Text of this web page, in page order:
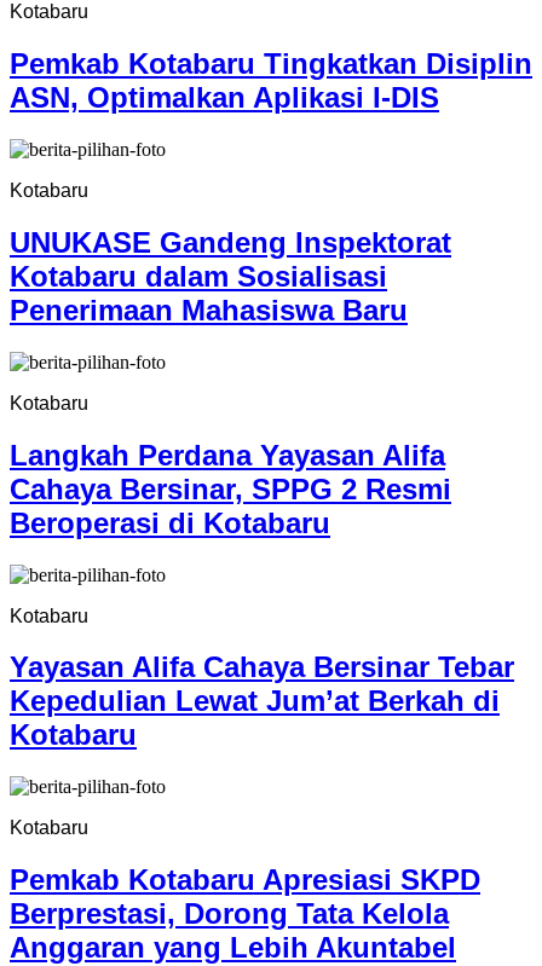
Kotabaru
Pemkab Kotabaru Tingkatkan Disiplin
ASN, Optimalkan Aplikasi I-DIS
Kotabaru
UNUKASE Gandeng Inspektorat
Kotabaru dalam Sosialisasi
Penerimaan Mahasiswa Baru
Kotabaru
Langkah Perdana Yayasan Alifa
Cahaya Bersinar, SPPG 2 Resmi
Beroperasi di Kotabaru
Kotabaru
Yayasan Alifa Cahaya Bersinar Tebar
Kepedulian Lewat Jum’at Berkah di
Kotabaru
Kotabaru
Pemkab Kotabaru Apresiasi SKPD
Berprestasi, Dorong Tata Kelola
Anggaran yang Lebih Akuntabel